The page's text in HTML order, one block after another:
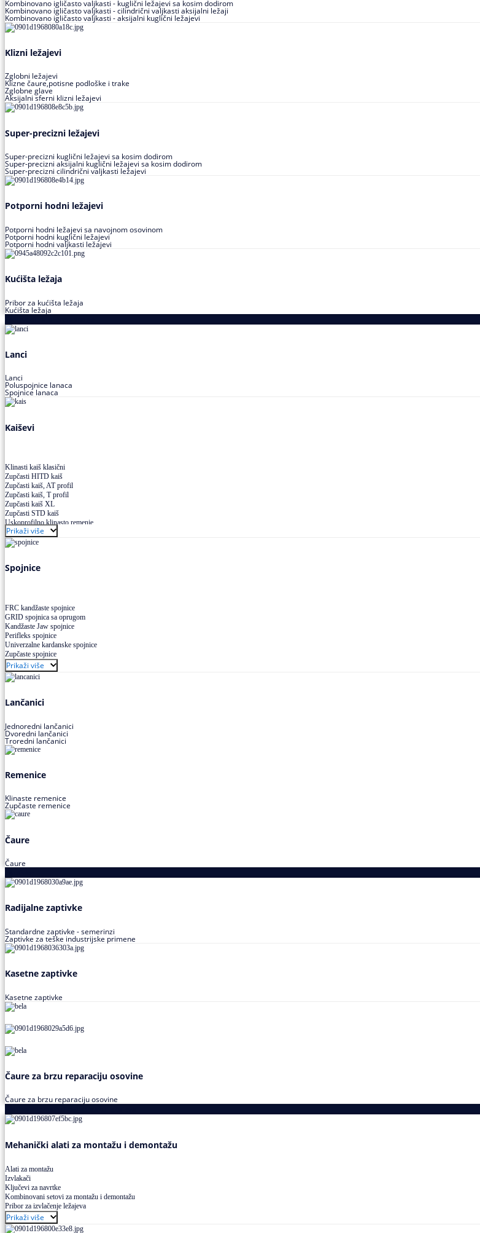
Kombinovano igličasto valjkasti - kuglični ležajevi sa kosim dodirom
Kombinovano igličasto valjkasti - cilindrični valjkasti aksijalni ležaji
Kombinovano igličasto valjkasti - aksijalni kuglični ležajevi
Klizni ležajevi
Zglobni ležajevi
Klizne čaure,potisne podloške i trake
Zglobne glave
Aksijalni sferni klizni ležajevi
Super-precizni ležajevi
Super-precizni kuglični ležajevi sa kosim dodirom
Super-precizni aksijalni kuglični ležajevi sa kosim dodirom
Super-precizni cilindrični valjkasti ležajevi
Potporni hodni ležajevi
Potporni hodni ležajevi sa navojnom osovinom
Potporni hodni kuglični ležajevi
Potporni hodni valjkasti ležajevi
Kućišta ležaja
Pribor za kućišta ležaja
Kućišta ležaja
Lanci
Lanci
Poluspojnice lanaca
Spojnice lanaca
Kaiševi
Klinasti kaiš klasični
Zupčasti HITD kaiš
Zupčasti kaiš, AT profil
Zupčasti kaiš, T profil
Zupčasti kaiš XL
Zupčasti STD kaiš
Uskoprofilno klinasto remenje
Uskoprofilno klinasto remenje spojeno
Uskoprofilno klinasto remenje XP extra power
Višekanalno remenje PJ,PK
Prikaži više
Spojnice
FRC kandžaste spojnice
GRID spojnica sa oprugom
Kandžaste Jaw spojnice
Perifleks spojnice
Univerzalne kardanske spojnice
Zupčaste spojnice
Prikaži više
Lančanici
Jednoredni lančanici
Dvoredni lančanici
Troredni lančanici
Remenice
Klinaste remenice
Zupčaste remenice
Čaure
Čaure
Radijalne zaptivke
Standardne zaptivke - semerinzi
Zaptivke za teške industrijske primene
Kasetne zaptivke
Kasetne zaptivke
Čaure za brzu reparaciju osovine
Čaure za brzu reparaciju osovine
Mehanički alati za montažu i demontažu
Alati za montažu
Izvlakači
Ključevi za navrtke
Kombinovani setovi za montažu i demontažu
Pribor za izvlačenje ležajeva
Prikaži više